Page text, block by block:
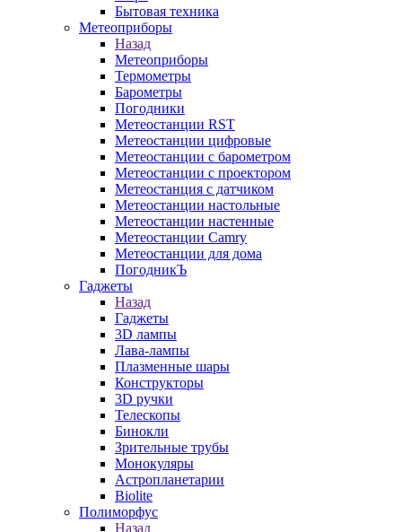
Бытовая техника
Метеоприборы
Назад
Метеоприборы
Термометры
Барометры
Погодники
Метеостанции RST
Метеостанции цифровые
Метеостанции с барометром
Метеостанции с проектором
Метеостанция с датчиком
Метеостанции настольные
Метеостанции настенные
Метеостанции Camry
Метеостанции для дома
ПогодникЪ
Гаджеты
Назад
Гаджеты
3D лампы
Лава-лампы
Плазменные шары
Конструкторы
3D ручки
Телескопы
Бинокли
Зрительные трубы
Монокуляры
Астропланетарии
Biolite
Полиморфус
Назад